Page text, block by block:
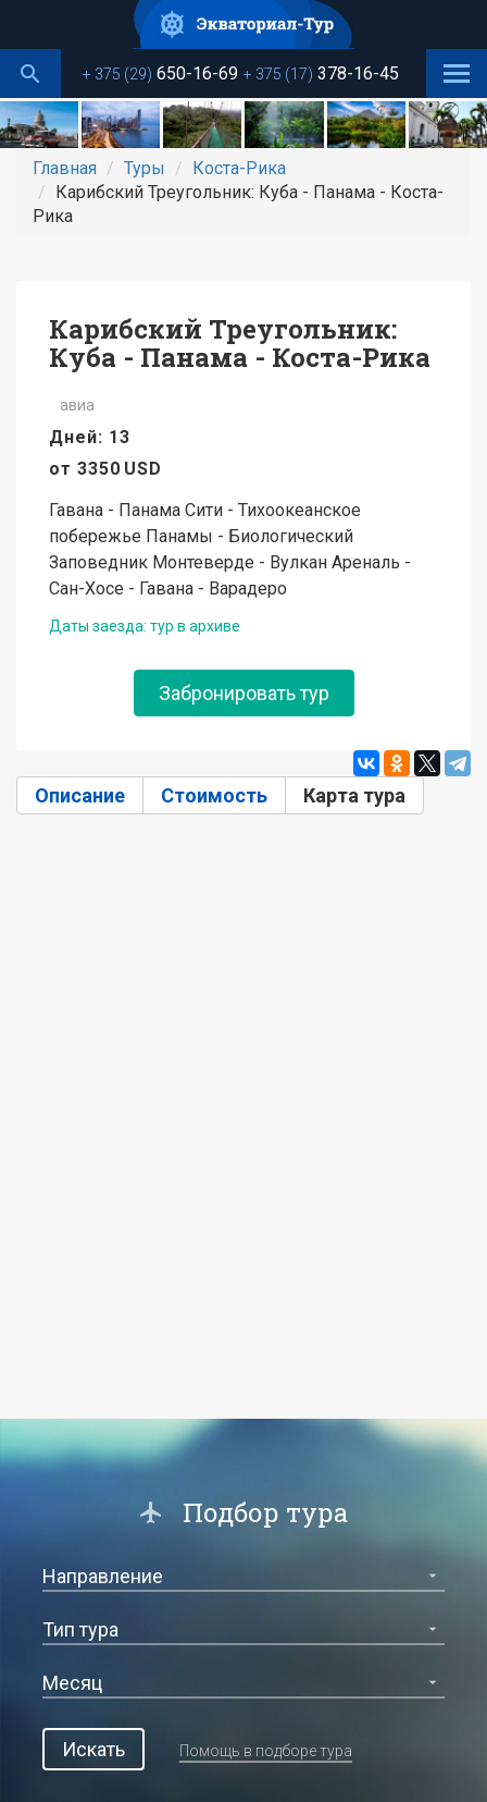
основному
содержанию+ 375 (29) 650-16-69 + 375 (17) 378-16-45
Главная Туры
Коста-Рика
Карибский Треугольник: Куба - Панама - Коста-
Рика
Карибский Треугольник:
Куба - Панама - Коста-Рика
авиа
Дней: 13
от 3350 USD
Гавана - Панама Сити - Тихоокеанское
побережье Панамы - Биологический
Заповедник Монтеверде - Вулкан Ареналь -
Сан-Хосе - Гавана - Варадеро
Даты заезда: тур в архиве
Забронировать тур
Описание Стоимость Карта тура
Подбор тура
Искать Помощь в подборе тура